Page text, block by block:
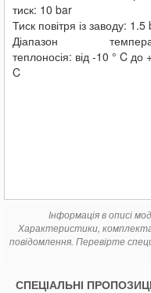
тиск: 10 bar
Тиск повітря із заводу: 1.5
Діапазон
теплоносія: від -10 ° C до
C
Інформація в описі
Характеристики,
повідомлення. Перевірте
СПЕЦІАЛЬНІ